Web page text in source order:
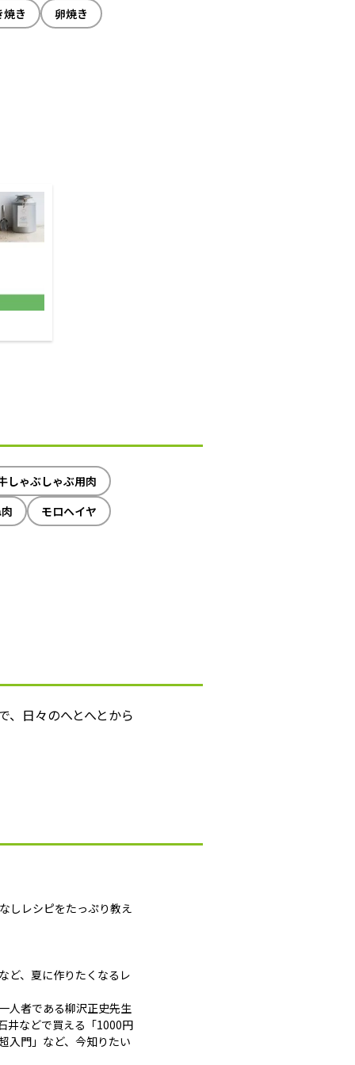
焼き 卵焼き
しゃぶしゃぶ用肉
モロヘイヤ
、日々のへとへとから
しレシピをたっぷり教え
ど、夏に作りたくなるレ
人者である柳沢正史先生
井などで買える「1000円
入門」など、今知りたい